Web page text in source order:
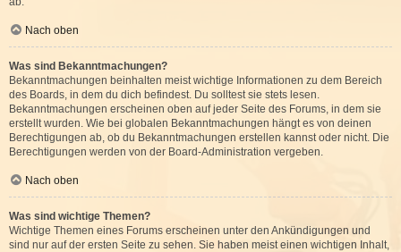
Nach oben
Was sind Bekanntmachungen?
Bekanntmachungen beinhalten meist wichtige Informationen zu dem Bereich
des Boards, in dem du dich befindest. Du solltest sie stets lesen.
Bekanntmachungen erscheinen oben auf jeder Seite des Forums, in dem sie
erstellt wurden. Wie bei globalen Bekanntmachungen hängt es von deinen
Berechtigungen ab, ob du Bekanntmachungen erstellen kannst oder nicht. Die
Berechtigungen werden von der Board-Administration vergeben.
Nach oben
Was sind wichtige Themen?
Wichtige Themen eines Forums erscheinen unter den Ankündigungen und
sind nur auf der ersten Seite zu sehen. Sie haben meist einen wichtigen Inhalt,